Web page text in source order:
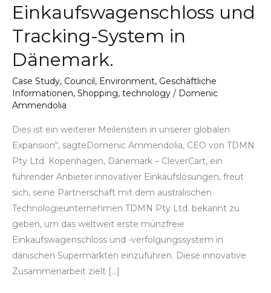
Einkaufswagenschloss und
Tracking-System in
Dänemark.
Case Study, Council, Environment, Geschäftliche
Informationen, Shopping, technology / Domenic
Ammendolia
Dies ist ein weiterer Meilenstein in unserer globalen
Expansion“, sagteDomenic Ammendolia, CEO von TDMN
Pty Ltd. Kopenhagen, Dänemark – CleverCart, ein
führender Anbieter innovativer Einkaufslösungen, freut
sich, seine Partnerschaft mit dem australischen
Technologieunternehmen TDMN Pty Ltd. bekannt zu
geben, um das weltweit erste münzfreie
Einkaufswagenschloss und -verfolgungssystem in
dänischen Supermärkten einzuführen. Diese innovative
Zusammenarbeit zielt […]
Tracking-
in
Dänemark.